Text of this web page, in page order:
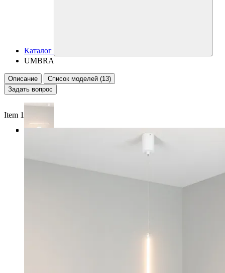
Каталог
UMBRA
Описание
Список моделей (13)
Задать вопрос
Item 1 of 6